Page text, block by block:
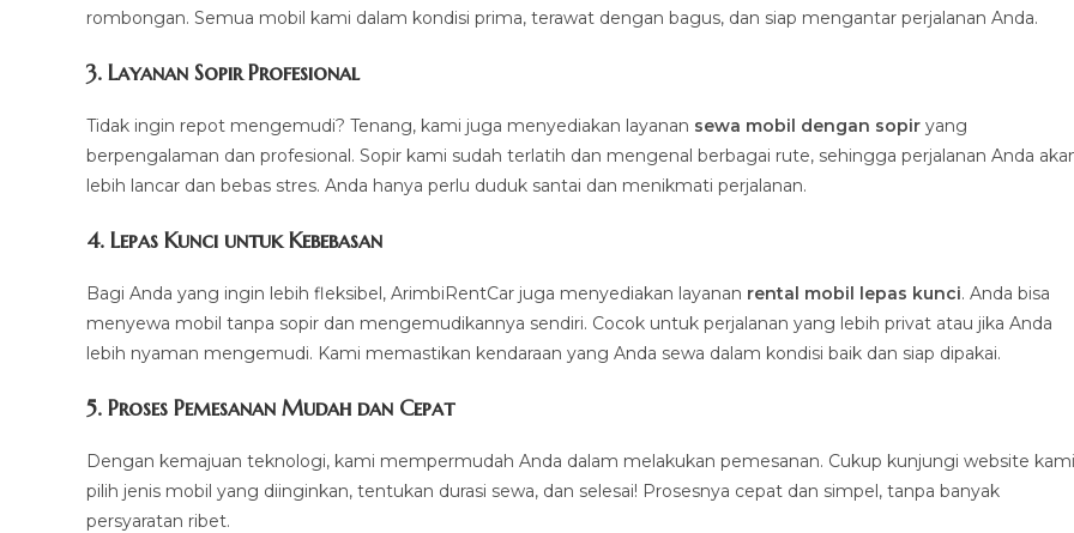
rombongan. Semua mobil kami dalam kondisi prima, terawat dengan bagus, dan siap mengantar perjalanan Anda.
3. Layanan Sopir Profesional
Tidak ingin repot mengemudi? Tenang, kami juga menyediakan layanan sewa mobil dengan sopir yang
berpengalaman dan profesional. Sopir kami sudah terlatih dan mengenal berbagai rute, sehingga perjalanan Anda
lebih lancar dan bebas stres. Anda hanya perlu duduk santai dan menikmati perjalanan.
4. Lepas Kunci untuk Kebebasan
Bagi Anda yang ingin lebih fleksibel, ArimbiRentCar juga menyediakan layanan rental mobil lepas kunci. Anda bisa
menyewa mobil tanpa sopir dan mengemudikannya sendiri. Cocok untuk perjalanan yang lebih privat atau jika Anda
lebih nyaman mengemudi. Kami memastikan kendaraan yang Anda sewa dalam kondisi baik dan siap dipakai.
5. Proses Pemesanan Mudah dan Cepat
Dengan kemajuan teknologi, kami mempermudah Anda dalam melakukan pemesanan. Cukup kunjungi website
pilih jenis mobil yang diinginkan, tentukan durasi sewa, dan selesai! Prosesnya cepat dan simpel, tanpa banyak
persyaratan ribet.